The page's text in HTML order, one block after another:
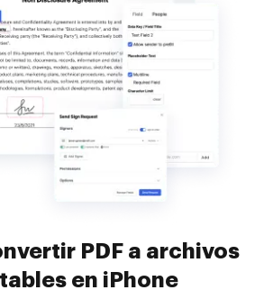
PDF a archivos
en iPhone